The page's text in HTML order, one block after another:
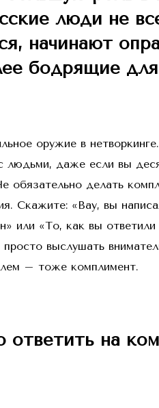
люди не
начинают
бодрящие для
оружие в
людьми, даже если вы
обязательно делать
Скажите: «Вау, вы
или «То, как вы ответили
выслушать
– тоже комплимент.
ответить на